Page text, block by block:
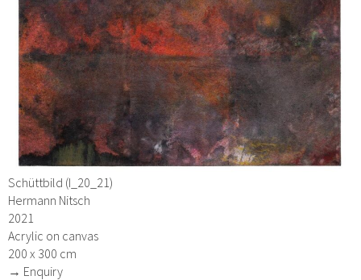
Schüttbild (I_20_21)
Hermann Nitsch
2021
Acrylic on canvas
200 x 300 cm
→ Enquiry